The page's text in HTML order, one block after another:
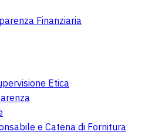
Finanziaria
Etica
e Catena di Fornitura